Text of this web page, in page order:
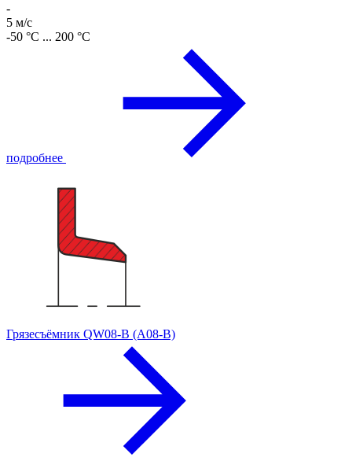
-
5 м/с
-50 °C ... 200 °C
подробнее
Грязесъёмник QW08-B (A08-B)